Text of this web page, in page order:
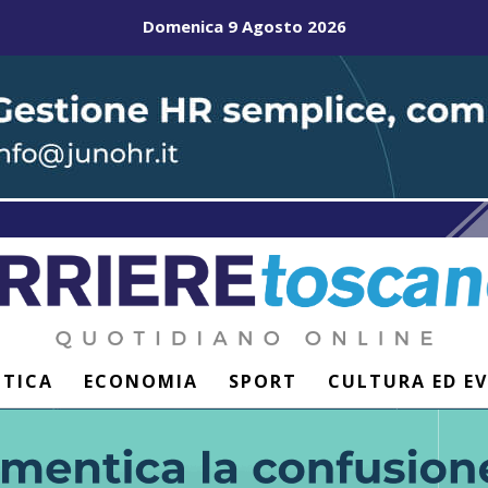
Domenica 9 Agosto 2026
ECONOMIA SPORT CULTURA ED